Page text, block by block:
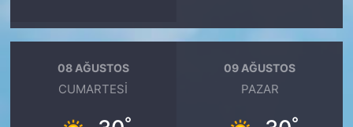
08 AĞUSTOS
CUMARTESI
°
09 AĞUSTOS
PAZAR
°